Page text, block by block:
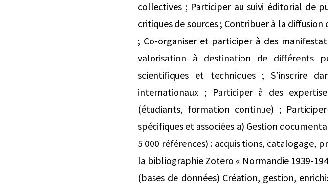
collectives ; Participer au suivi éditorial de
critiques de sources ; Contribuer à la
; Co-organiser et participer à des
valorisation à destination de différents
scientifiques et techniques ; S’inscrire
internationaux ; Participer à des
(étudiants, formation continue) ;
spécifiques et associées a) Gestion
5 000 références) : acquisitions, catalogage,
la bibliographie Zotero « Normandie 1939-
(bases de données) Création, gestion,